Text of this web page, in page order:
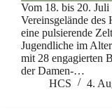
Vom 18. bis 20. Juli
Vereinsgelände
eine pulsierende
Jugendliche im
mit 28 engagierten
der Damen-…
HCS
4.